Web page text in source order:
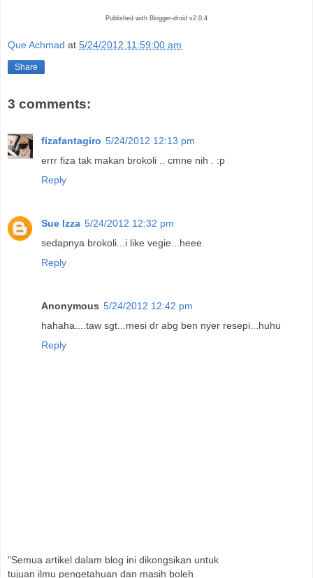
Published with Blogger-droid v2.0.4
Que Achmad at 5/24/2012 11:59:00 am
Share
3 comments:
fizafantagiro 5/24/2012 12:13 pm
errr fiza tak makan brokoli .. cmne nih . :p
Reply
Sue Izza 5/24/2012 12:32 pm
sedapnya brokoli...i like vegie...heee
Reply
Anonymous 5/24/2012 12:42 pm
hahaha....taw sgt...mesi dr abg ben nyer resepi...huhu
Reply
"Semua artikel dalam blog ini dikongsikan untuk
tujuan ilmu pengetahuan dan masih boleh